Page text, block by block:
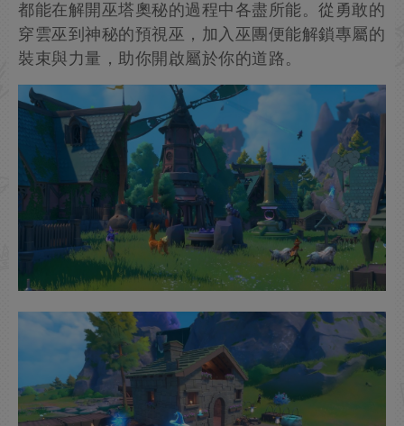
都能在解開巫塔奧秘的過程中各盡所能。從勇敢的
穿雲巫到神秘的預視巫，加入巫團便能解鎖專屬的
裝束與力量，助你開啟屬於你的道路。